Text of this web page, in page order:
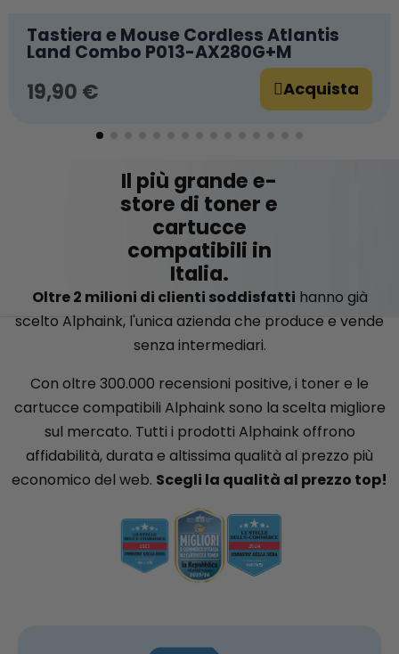
Tastiera e Mouse Cordless Atlantis
Land Combo P013-AX280G+M
19,90 € Acquista
Il più grande e-
store di toner e
cartucce
compatibili in
Italia.
Oltre 2 milioni di clienti soddisfatti hanno già
scelto Alphaink, l'unica azienda che produce e vende
senza intermediari.
Con oltre 300.000 recensioni positive, i toner e le
cartucce compatibili Alphaink sono la scelta migliore
sul mercato. Tutti i prodotti Alphaink offrono
affidabilità, durata e altissima qualità al prezzo più
economico del web. Scegli la qualità al prezzo top!